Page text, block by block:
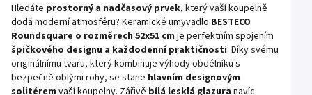
Hledáte prostorný a nadčasový prvek, který vaší koupelně
dodá moderní atmosféru? Keramické umyvadlo BESTECO
Roundsquare o rozměrech 52x51 cm je perfektním spojením
špičkového designu a každodenní praktičnosti. Díky svému
originálnímu tvaru, který kombinuje výhody obdélníku s
bezpečně oblými rohy, se stane hlavním designovým
solitérem vaší koupelny. Zářivě bílá lesklá glazura navíc